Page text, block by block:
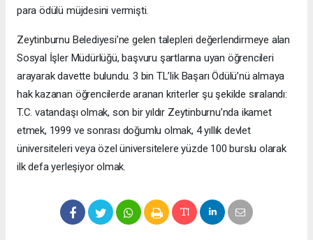
para ödülü müjdesini vermişti.
Zeytinburnu Belediyesi’ne gelen talepleri değerlendirmeye alan
Sosyal İşler Müdürlüğü, başvuru şartlarına uyan öğrencileri
arayarak davette bulundu. 3 bin TL’lik Başarı Ödülü’nü almaya
hak kazanan öğrencilerde aranan kriterler şu şekilde sıralandı:
T.C. vatandaşı olmak, son bir yıldır Zeytinburnu’nda ikamet
etmek, 1999 ve sonrası doğumlu olmak, 4 yıllık devlet
üniversiteleri veya özel üniversitelere yüzde 100 burslu olarak
ilk defa yerleşiyor olmak.